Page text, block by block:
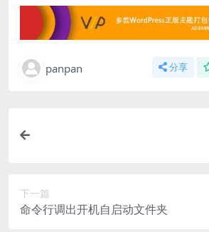
panpan 分享
下一篇
命令行调出开机自启动文件夹